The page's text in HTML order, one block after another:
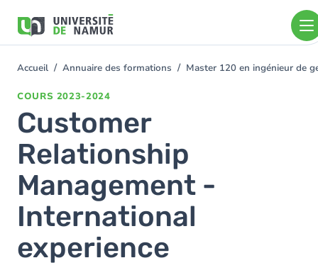
contenu
You
Accueil Annuaire des formations Master 120 en ingénieur de
COURS 2023-2024
Customer
Relationship
Management -
International
experience